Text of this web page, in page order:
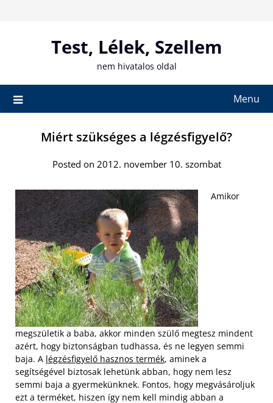
Test, Lélek, Szellem
nem hivatalos oldal
Menu
Miért szükséges a légzésfigyelő?
Posted on 2012. november 10. szombat
Amikor
megszületik a baba, akkor minden szülő megtesz mindent
azért, hogy biztonságban tudhassa, és ne legyen semmi
baja. A légzésfigyelő hasznos termék, aminek a
segítségével biztosak lehetünk abban, hogy nem lesz
semmi baja a gyermekünknek. Fontos, hogy megvásároljuk
ezt a terméket, hiszen így nem kell mindig abban a